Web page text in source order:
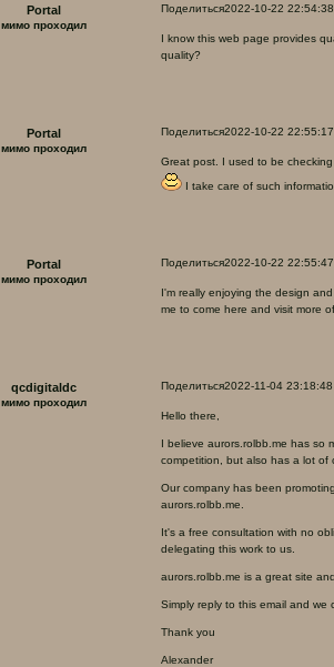
Поделиться2022-10-22 22:54:38
Portal
мимо проходил
I know this web page provides
quality?
Поделиться2022-10-22 22:55:17
Portal
мимо проходил
Great post. I used to be
I take care of such
Поделиться2022-10-22 22:55:47
Portal
мимо проходил
I'm really enjoying the design
me to come here and visit more
Поделиться2022-11-04 23:18:48
qcdigitaldc
мимо проходил
Hello there,
I believe aurors.rolbb.me has so
competition, but also has a lot of
Our company has been
aurors.rolbb.me.
It's a free consultation with no
delegating this work to us.
aurors.rolbb.me is a great site
Simply reply to this email and
Thank you
Alexander